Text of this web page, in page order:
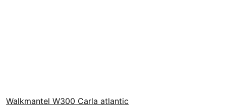
Walkmantel W300 Carla atlantic